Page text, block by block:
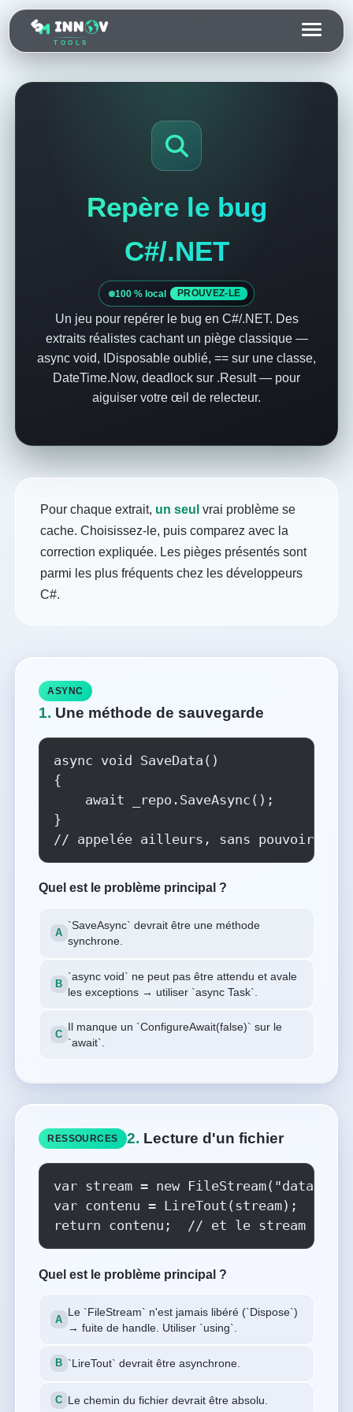
TOOLS
Repère le bug
C#/.NET
100 % local PROUVEZ-LE
Un jeu pour repérer le bug en C#/.NET. Des
extraits réalistes cachant un piège classique —
async void, IDisposable oublié, == sur une classe,
DateTime.Now, deadlock sur .Result — pour
aiguiser votre œil de relecteur.
Pour chaque extrait, un seul vrai problème se
cache. Choisissez-le, puis comparez avec la
correction expliquée. Les pièges présentés sont
parmi les plus fréquents chez les développeurs
C#.
ASYNC
1. Une méthode de sauvegarde
async void SaveData()
{
    await _repo.SaveAsync();
}
// appelée ailleurs, sans pouvoir
Quel est le problème principal ?
`SaveAsync` devrait être une méthode
synchrone.
`async void` ne peut pas être attendu et avale
les exceptions → utiliser `async Task`.
Il manque un `ConfigureAwait(false)` sur le
`await`.
RESSOURCES 2. Lecture d'un fichier
var stream = new
var contenu = LireTout(stream);
return contenu;  // et le stream ?
Quel est le problème principal ?
Le `FileStream` n'est jamais libéré (`Dispose`)
→ fuite de handle. Utiliser `using`.
`LireTout` devrait être asynchrone.
Le chemin du fichier devrait être absolu.